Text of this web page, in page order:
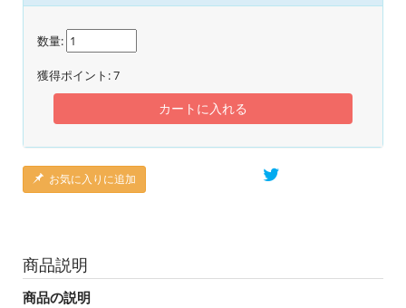
数量:
獲得ポイント:7
カートに入れる
お気に入りに追加
商品説明
商品の説明